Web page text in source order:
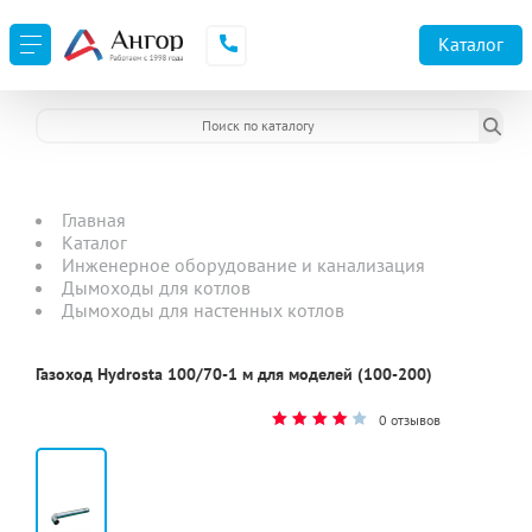
Каталог
Главная
Каталог
Инженерное оборудование и канализация
Дымоходы для котлов
Дымоходы для настенных котлов
Газоход Hydrosta 100/70-1 м для моделей (100-200)
0 отзывов